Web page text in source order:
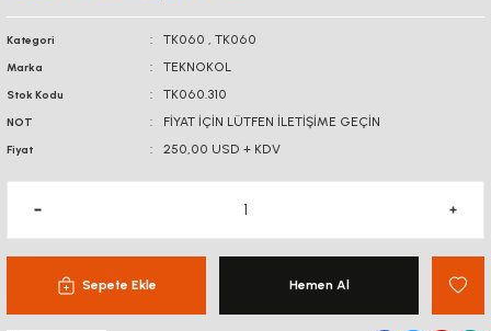
Kategori TK060 , TK060
Marka TEKNOKOL
Stok Kodu TK060.310
NOT FİYAT İÇİN LÜTFEN İLETİŞİME GEÇİN
Fiyat 250,00 USD + KDV
Sepete Ekle Hemen Al